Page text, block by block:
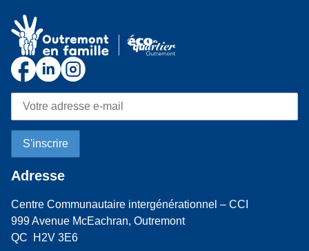
Adresse
Centre Communautaire intergénérationnel – CCI
999 Avenue McEachran, Outremont
QC H2V 3E6